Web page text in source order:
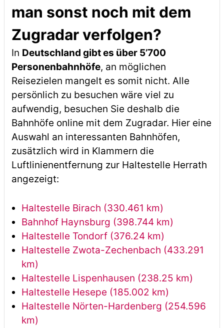
man sonst noch mit dem
Zugradar verfolgen?
In Deutschland gibt es über 5’700
Personenbahnhöfe, an möglichen
Reisezielen mangelt es somit nicht. Alle
persönlich zu besuchen wäre viel zu
aufwendig, besuchen Sie deshalb die
Bahnhöfe online mit dem Zugradar. Hier eine
Auswahl an interessanten Bahnhöfen,
zusätzlich wird in Klammern die
Luftlinienentfernung zur Haltestelle Herrath
angezeigt:
Haltestelle Birach (330.461 km)
Bahnhof Haynsburg (398.744 km)
Haltestelle Tondorf (376.24 km)
Haltestelle Zwota-Zechenbach (433.291
km)
Haltestelle Lispenhausen (238.25 km)
Haltestelle Hesepe (185.002 km)
Haltestelle Nörten-Hardenberg (254.596
km)